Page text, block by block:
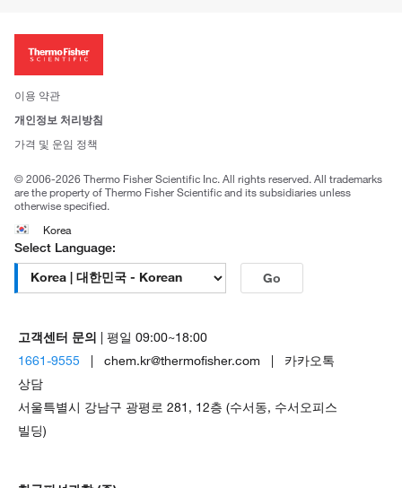
투자자
사회적 책임
브랜드
이용 약관
개인정보 처리방침
가격 및 운임 정책
© 2006-2026 Thermo Fisher Scientific Inc. All rights reserved. All trademarks
are the property of Thermo Fisher Scientific and its subsidiaries unless
otherwise specified.
Korea
Select Language:
Go
고객센터 문의 | 평일 09:00~18:00
1661-9555 | chem.kr@thermofisher.com | 카카오톡
상담
서울특별시 강남구 광평로 281, 12층 (수서동, 수서오피스
빌딩)